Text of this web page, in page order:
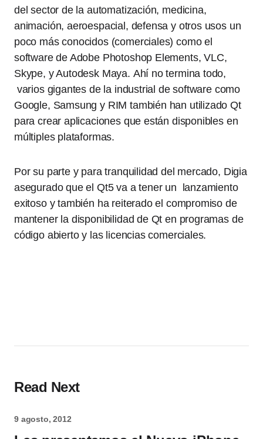
del sector de la automatización, medicina,
animación, aeroespacial, defensa y otros usos un
poco más conocidos (comerciales) como el
software de Adobe Photoshop Elements, VLC,
Skype, y Autodesk Maya. Ahí no termina todo,
varios gigantes de la industrial de software como
Google, Samsung y RIM también han utilizado Qt
para crear aplicaciones que están disponibles en
múltiples plataformas.
Por su parte y para tranquilidad del mercado, Digia
asegurado que el Qt5 va a tener un lanzamiento
exitoso y también ha reiterado el compromiso de
mantener la disponibilidad de Qt en programas de
código abierto y las licencias comerciales.
Read Next
9 agosto, 2012